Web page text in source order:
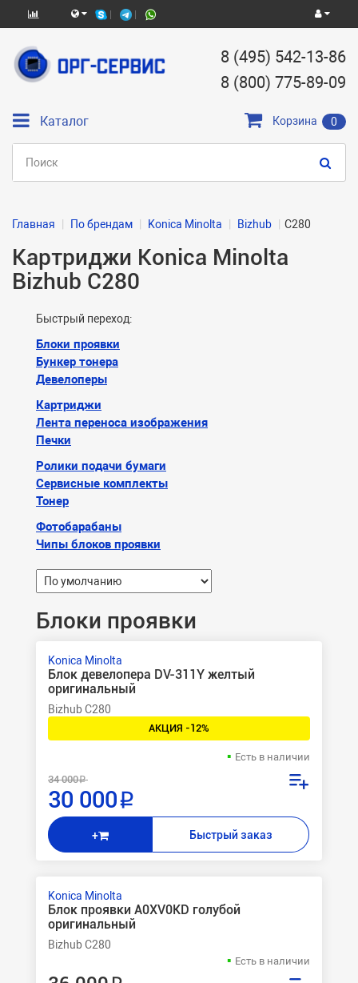
8 (495) 542-13-86
8 (800) 775-89-09
Каталог Корзина 0
Главная По брендам Konica Minolta Bizhub C280
Картриджи Konica Minolta
Bizhub C280
Быстрый переход:
Блоки проявки
Бункер тонера
Девелоперы
Картриджи
Лента переноса изображения
Печки
Ролики подачи бумаги
Сервисные комплекты
Тонер
Фотобарабаны
Чипы блоков проявки
Блоки проявки
Konica Minolta
Блок девелопера DV-311Y желтый
оригинальный
Bizhub C280
АКЦИЯ -12%
Есть в наличии
34 000 ₽
30 000 ₽
+ Быстрый заказ
Konica Minolta
Блок проявки A0XV0KD голубой
оригинальный
Bizhub C280
Есть в наличии